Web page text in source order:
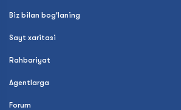
Biz bilan bog'laning
Sayt xaritasi
Rahbariyat
Agentlarga
Forum